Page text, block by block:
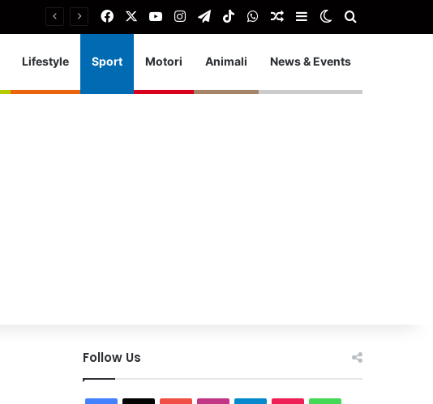
FacebookYou TubeInstagram
TelegramTikTokWhatsApp
Articolo Random
Barra laterale
Cambia aspetto
Lifestyle Sport Motori Animali News & Events
Follow Us